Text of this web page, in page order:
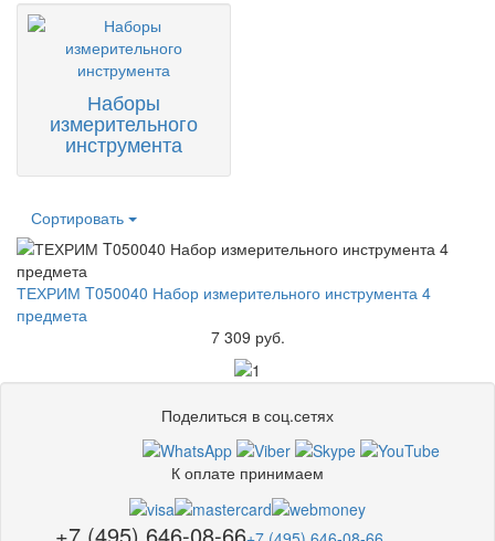
Наборы
измерительного
инструмента
Сортировать
ТЕХРИМ T050040 Набор измерительного инструмента 4
предмета
7 309 руб.
Поделиться в соц.сетях
К оплате принимаем
+7 (495) 646-08-66